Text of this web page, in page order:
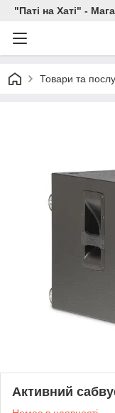
"Паті на Хаті" -
Товари та
Активний